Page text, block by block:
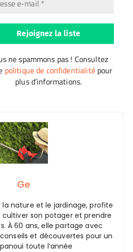
ne spammons pas ! Consultez
politique de confidentialitépour
plus d’informations.
Ge
la nature et le jardinage, profite
son potager et prendre
À 60 ans, elle partage avec
et découvertes pour un
toute l’année